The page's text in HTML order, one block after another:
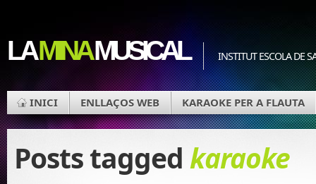
LAMINAMUSICAL INSTITUT ESCOLA DE
INICI ENLLAÇOS WEB KARAOKE PER A FLAUTA
Posts tagged karaoke